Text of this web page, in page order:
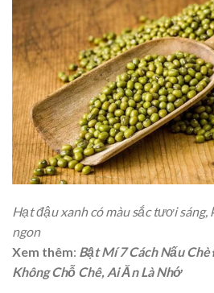
Hạt đậu xanh có màu sắc tươi sáng,
ngon
Xem thêm: Bật Mí 7 Cách Nấu
Không Chỗ Chê, Ai Ăn Là Nhớ